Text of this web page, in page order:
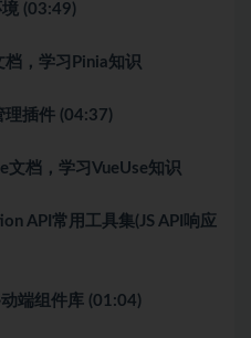
(03:49)
，学习Pinia知识
插件 (04:37)
文档，学习VueUse知识
API常用工具集(JS API响应
端组件库 (01:04)